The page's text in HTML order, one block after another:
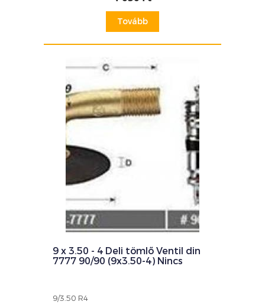
Tovább
9 x 3.50 - 4 Deli tömlő Ventil din
7777 90/90 (9x3.50-4) Nincs
9/3.50 R4